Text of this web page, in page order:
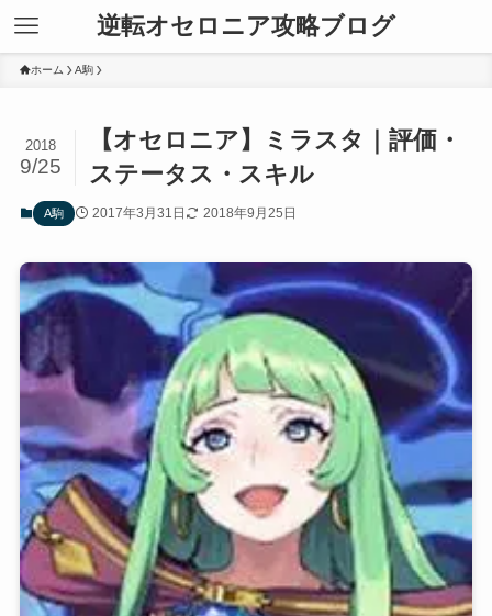
逆転オセロニア攻略ブログ
ホーム A駒
【オセロニア】ミラスタ｜評価・
ステータス・スキル
2018
9/25
A駒 2017年3月31日 2018年9月25日